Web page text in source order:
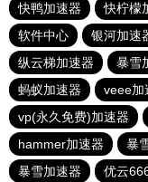
快鸭加速器
快柠檬
软件中心
银河加速
纵云梯加速器
暴雪
蚂蚁加速器
veee加
vp(永久免费)加速器
hammer加速器
暴
暴雪加速器
优云